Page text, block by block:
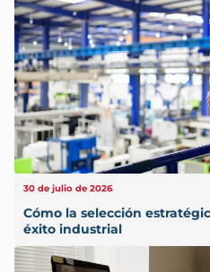
30 de julio de 2026
Cómo la selección
éxito industrial